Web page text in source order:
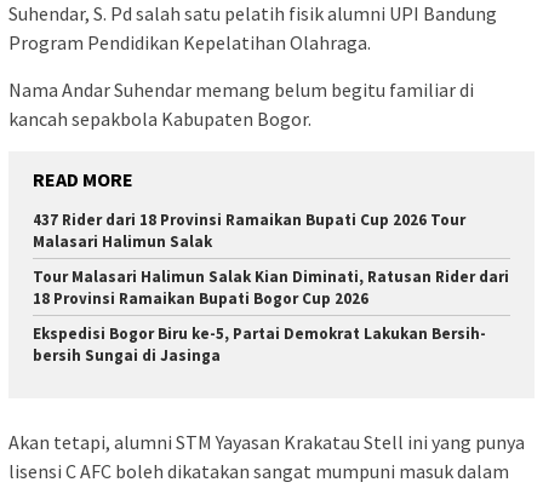
Suhendar, S. Pd salah satu pelatih fisik alumni UPI Bandung
Program Pendidikan Kepelatihan Olahraga.
Nama Andar Suhendar memang belum begitu familiar di
kancah sepakbola Kabupaten Bogor.
READ MORE
437 Rider dari 18 Provinsi Ramaikan Bupati Cup 2026 Tour
Malasari Halimun Salak
Tour Malasari Halimun Salak Kian Diminati, Ratusan Rider dari
18 Provinsi Ramaikan Bupati Bogor Cup 2026
Ekspedisi Bogor Biru ke-5, Partai Demokrat Lakukan Bersih-
bersih Sungai di Jasinga
Akan tetapi, alumni STM Yayasan Krakatau Stell ini yang punya
lisensi C AFC boleh dikatakan sangat mumpuni masuk dalam